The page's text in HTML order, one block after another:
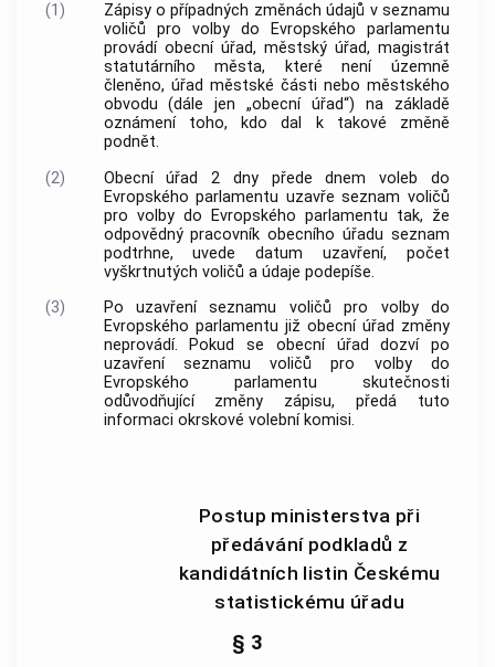
(1)
Zápisy o případných změnách údajů v seznamu
voličů pro volby do Evropského parlamentu
provádí obecní úřad, městský úřad, magistrát
statutárního města, které není územně
členěno, úřad městské části nebo městského
obvodu (dále jen „obecní úřad“) na základě
oznámení toho, kdo dal k takové změně
podnět.
(2)
Obecní úřad 2 dny přede dnem voleb do
Evropského parlamentu uzavře seznam voličů
pro volby do Evropského parlamentu tak, že
odpovědný pracovník obecního úřadu seznam
podtrhne, uvede datum uzavření, počet
vyškrtnutých voličů a údaje podepíše.
(3)
Po uzavření seznamu voličů pro volby do
Evropského parlamentu již obecní úřad změny
neprovádí. Pokud se obecní úřad dozví po
uzavření seznamu voličů pro volby do
Evropského parlamentu skutečnosti
odůvodňující změny zápisu, předá tuto
informaci okrskové volební komisi.
Postup ministerstva při
předávání podkladů z
kandidátních listin Českému
statistickému úřadu
§ 3